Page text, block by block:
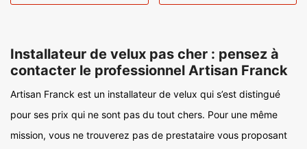
Installateur de velux pas cher : pensez à
contacter le professionnel Artisan Franck
Artisan Franck est un installateur de velux qui s’est distingué
pour ses prix qui ne sont pas du tout chers. Pour une même
mission, vous ne trouverez pas de prestataire vous proposant